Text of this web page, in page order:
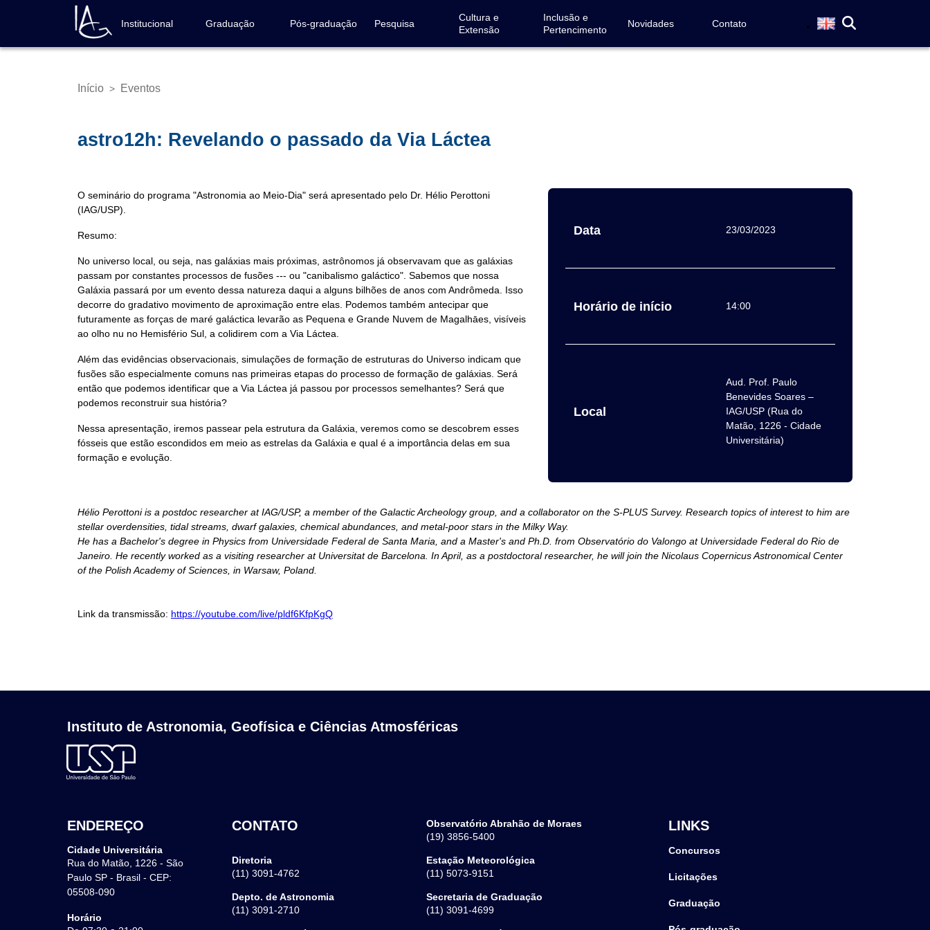
conteúdo
Navegação
principal
Institucional Graduação Pós-graduação Pesquisa
Cultura e
Extensão
Inclusão e
Pertencimento
Novidades Contato
Trilha
Início > Eventos
astro12h: Revelando o passado da Via Láctea
Data 23/03/2023
Horário de início 14:00
Local
Aud. Prof. Paulo
Benevides Soares –
IAG/USP (Rua do
Matão, 1226 - Cidade
Universitária)
O seminário do programa "Astronomia ao Meio-Dia" será apresentado pelo Dr. Hélio Perottoni
(IAG/USP).
Resumo:
No universo local, ou seja, nas galáxias mais próximas, astrônomos já observavam que as galáxias
passam por constantes processos de fusões --- ou "canibalismo galáctico". Sabemos que nossa
Galáxia passará por um evento dessa natureza daqui a alguns bilhões de anos com Andrômeda. Isso
decorre do gradativo movimento de aproximação entre elas. Podemos também antecipar que
futuramente as forças de maré galáctica levarão as Pequena e Grande Nuvem de Magalhāes, visíveis
ao olho nu no Hemisfério Sul, a colidirem com a Via Láctea.
Além das evidências observacionais, simulações de formação de estruturas do Universo indicam que
fusões são especialmente comuns nas primeiras etapas do processo de formação de galáxias. Será
então que podemos identificar que a Via Láctea já passou por processos semelhantes? Será que
podemos reconstruir sua história?
Nessa apresentação, iremos passear pela estrutura da Galáxia, veremos como se descobrem esses
fósseis que estão escondidos em meio as estrelas da Galáxia e qual é a importância delas em sua
formação e evolução.
Hélio Perottoni is a postdoc researcher at IAG/USP, a member of the Galactic Archeology group, and a collaborator on the S-PLUS Survey. Research topics of interest to him are
stellar overdensities, tidal streams, dwarf galaxies, chemical abundances, and metal-poor stars in the Milky Way.
He has a Bachelor's degree in Physics from Universidade Federal de Santa Maria, and a Master's and Ph.D. from Observatório do Valongo at Universidade Federal do Rio de
Janeiro. He recently worked as a visiting researcher at Universitat de Barcelona. In April, as a postdoctoral researcher, he will join the Nicolaus Copernicus Astronomical Center
of the Polish Academy of Sciences, in Warsaw, Poland.
Link da transmissão: https://youtube.com/live/pldf6KfpKgQ
Instituto de Astronomia, Geofísica e Ciências Atmosféricas
ENDEREÇO
Cidade Universitária
Rua do Matão, 1226 - São
Paulo SP - Brasil - CEP:
05508-090
Horário
CONTATO
Diretoria
(11) 3091-4762
Depto. de Astronomia
(11) 3091-2710
Observatório Abrahão de Moraes
(19) 3856-5400
Estação Meteorológica
(11) 5073-9151
Secretaria de Graduação
(11) 3091-4699
LINKS
Concursos
Licitações
Graduação